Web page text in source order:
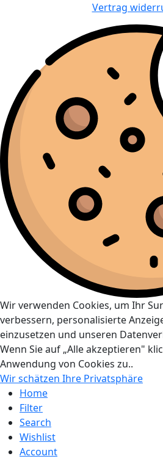
Vertrag
Wir verwenden Cookies, um Ihr
verbessern, personalisierte
einzusetzen und unseren
Wenn Sie auf „Alle akzeptieren"
Anwendung von Cookies zu..
Wir schätzen Ihre Privatsphäre
Home
Filter
Search
Wishlist
Account